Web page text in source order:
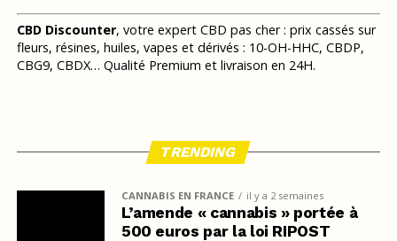
CBD Discounter, votre expert CBD pas cher : prix cassés sur
fleurs, résines, huiles, vapes et dérivés : 10-OH-HHC, CBDP,
CBG9, CBDX… Qualité Premium et livraison en 24H.
TRENDING
CANNABIS EN FRANCE il y a 2 semaines
L’amende « cannabis » portée à
500 euros par la loi RIPOST